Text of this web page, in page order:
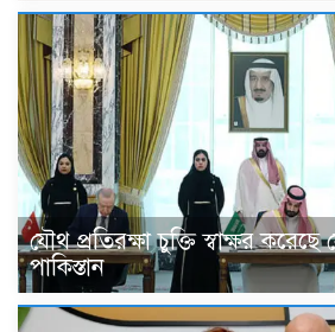
যৌথ প্রতিরক্ষা চুক্তি স্বাক্ষর
পাকিস্তান